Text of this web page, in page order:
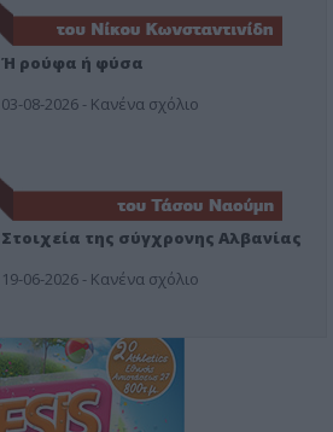
Ή ρούφα ή φύσα
03-08-2026 - Κανένα σχόλιο
Στοιχεία της σύγχρονης Αλβανίας
19-06-2026 - Κανένα σχόλιο